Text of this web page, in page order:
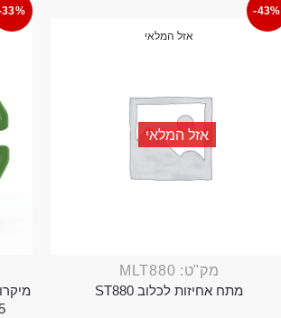
-43%
אזל המלאי
אזל המלאי
מק"ט: MLT880
מתח אחיזות לכלוב ST880
33%
35ממ